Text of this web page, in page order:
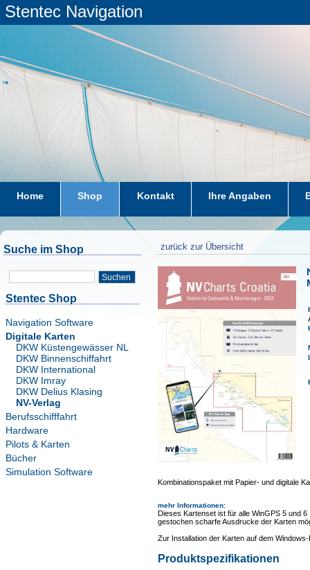
Stentec Navigation
Home Shop Kontakt Ihre Angaben
Suche im Shop
Suchen
Stentec Shop
Navigation Software
Digitale Karten
DKW Küstengewässer NL
DKW Binnenschiffahrt
DKW International
DKW Imray
DKW Delius Klasing
NV-Verlag
Berufsschifffahrt
Hardware
Pilots & Karten
Bücher
Simulation Software
zurück zur Übersicht
Kombinationspaket mit Papier- und digitale
mehr Informationen:
Dieses Kartenset ist für alle WinGPS 5 und
gestochen scharfe Ausdrucke der Karten
Zur Installation der Karten auf dem
Produktspezifikationen